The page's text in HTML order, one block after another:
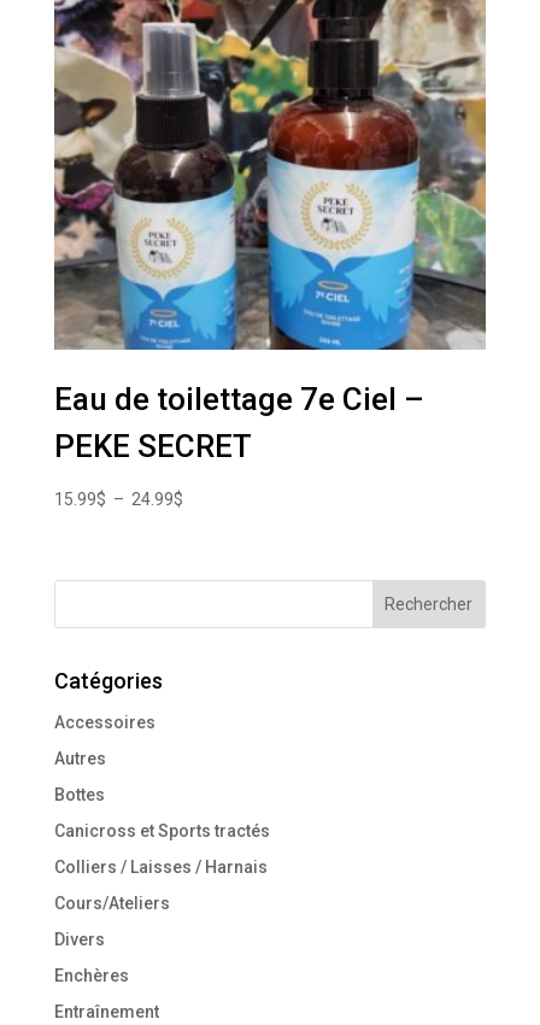
Eau de toilettage 7e Ciel –
PEKE SECRET
15.99$ – 24.99$Plage
15.99$
Catégories
Accessoires
Autres
Bottes
Canicross et Sports tractés
Colliers / Laisses / Harnais
Cours/Ateliers
Divers
Enchères
Entraînement